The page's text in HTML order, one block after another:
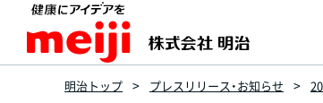
明治トップ プレスリリース・お知らせ